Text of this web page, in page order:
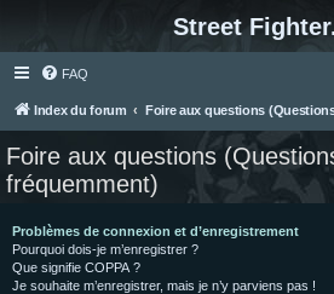
Street
FAQ
Index du forum Foire aux questions
Foire aux questions
fréquemment)
Problèmes de connexion et d’enregistrement
Pourquoi dois-je m’enregistrer ?
Que signifie COPPA ?
Je souhaite m’enregistrer, mais je n’y parviens pas !